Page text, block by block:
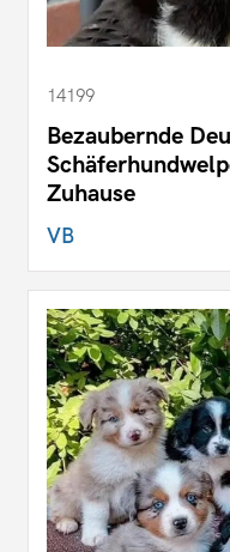
14199
Bezaubernde
Zuhause
VB